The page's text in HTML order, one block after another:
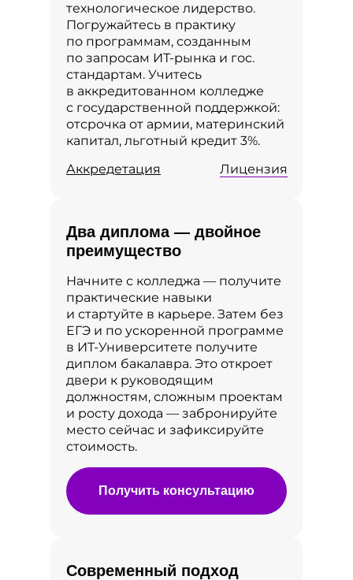
Лицензия
технологическое лидерство.
Погружайтесь в практику
по программам, созданным
по запросам ИТ-рынка и гос.
стандартам. Учитесь
в аккредитованном колледже
с государственной поддержкой:
отсрочка от армии, материнский
капитал, льготный кредит 3%.
Аккредетация
Два диплома — двойное
преимущество
Начните с колледжа — получите
практические навыки
и стартуйте в карьере. Затем без
ЕГЭ и по ускоренной программе
в ИТ‑Университете получите
диплом бакалавра. Это откроет
двери к руководящим
должностям, сложным проектам
и росту дохода — забронируйте
место сейчас и зафиксируйте
стоимость.
Получить консультацию
Современный подход